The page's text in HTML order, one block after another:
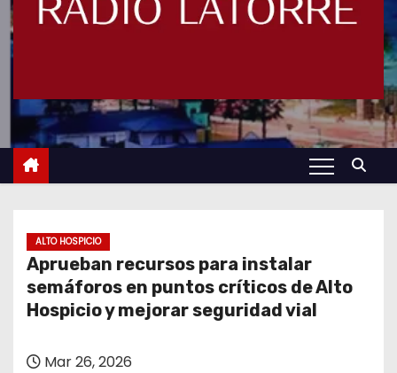
ALTO HOSPICIO
Aprueban recursos para instalar
semáforos en puntos críticos de Alto
Hospicio y mejorar seguridad vial
Mar 26, 2026